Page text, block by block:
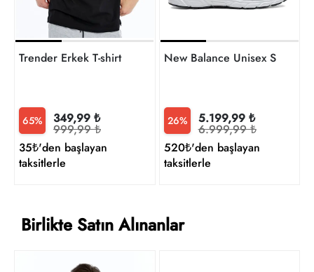
Trender Erkek T-shirt
65% 349,99 ₺
999,99 ₺
35₺'den başlayan
taksitlerle
New Balance Unisex Sneaker
26% 5.199,99 ₺
6.999,99 ₺
520₺'den başlayan
taksitlerle
Birlikte Satın Alınanlar